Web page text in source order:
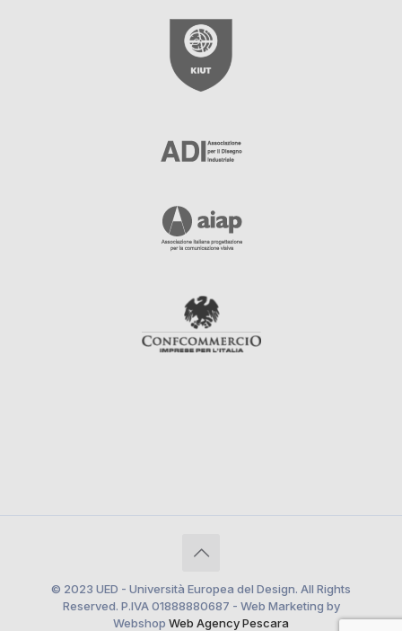
© 2023 UED - Università Europea del Design. All Rights
Reserved. P.IVA 01888880687 - Web Marketing by
Webshop Web Agency Pescara